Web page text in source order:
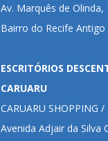
Av. Marquês de Olinda,
Bairro do Recife Antigo
ESCRITÓRIOS
CARUARU
CARUARU SHOPPING
Avenida Adjair da Silva